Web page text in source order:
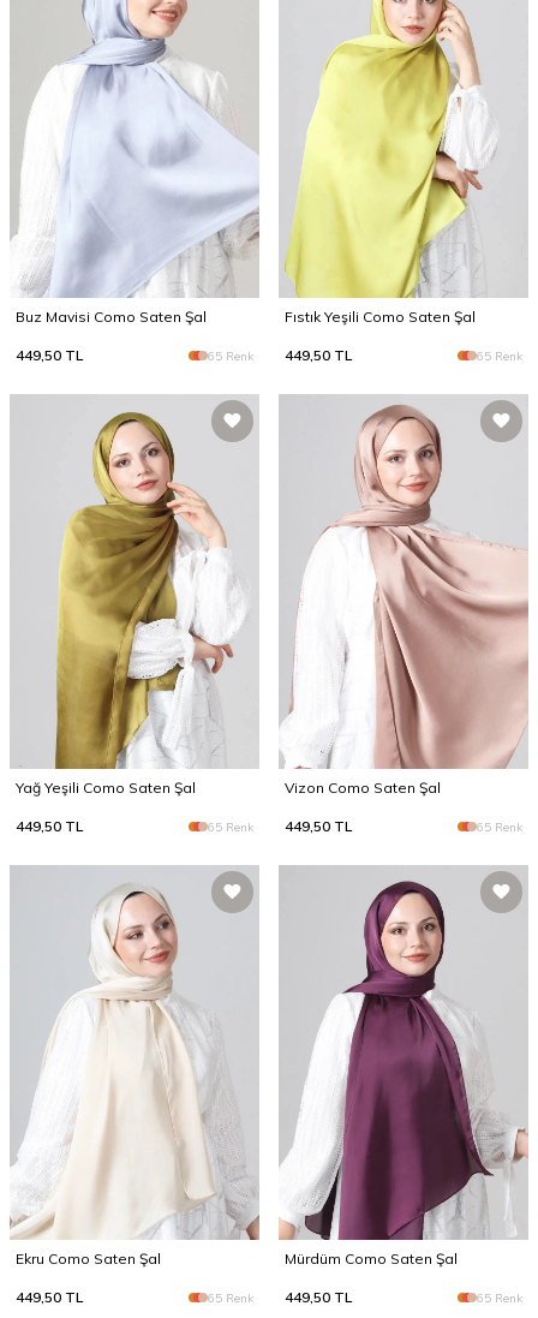
Buz Mavisi Como Saten Şal
449,50 TL 65 Renk
Fıstık Yeşili Como Saten Şal
449,50 TL 65 Renk
Yağ Yeşili Como Saten Şal
449,50 TL 65 Renk
Vizon Como Saten Şal
449,50 TL 65 Renk
Ekru Como Saten Şal
449,50 TL 65 Renk
Mürdüm Como Saten Şal
449,50 TL 65 Renk